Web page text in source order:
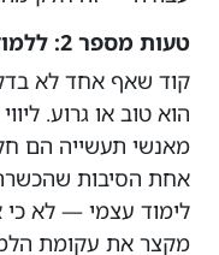
טעות מספר 2: ללמוד לבד בלי פידבק
קוד שאף אחד לא
מאנשי תעשייה הם
אחת הסיבות
לימוד עצמי — לא
מקצר את עקומת